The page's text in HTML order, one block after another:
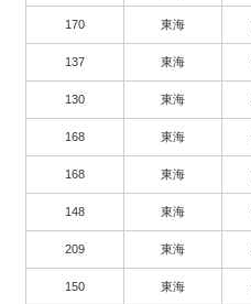
170 東海
137 東海
130 東海
168 東海
168 東海
148 東海
209 東海
150 東海